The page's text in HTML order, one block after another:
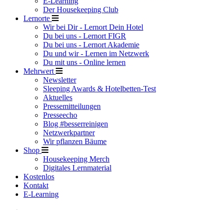
Der Housekeeping Club
Lernorte
Wir bei Dir - Lernort Dein Hotel
Du bei uns - Lernort FIGR
Du bei uns - Lernort Akademie
Du und wir - Lernen im Netzwerk
Du mit uns - Online lernen
Mehrwert
Newsletter
Sleeping Awards & Hotelbetten-Test
Aktuelles
Pressemitteilungen
Presseecho
Blog #besserreinigen
Netzwerkpartner
Wir pflanzen Bäume
Shop
Housekeeping Merch
Digitales Lernmaterial
Kostenlos
Kontakt
E-Learning